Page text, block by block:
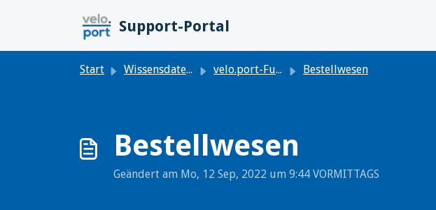
Support-Portal
Start Wissensdatenbank velo.port-Funktionen Bestellwesen
Bestellwesen
Geändert am Mo, 12 Sep, 2022 um 9:44 VORMITTAGS